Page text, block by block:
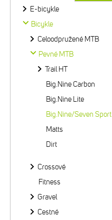
E-bicykle
Bicykle
Celoodpružené MTB
Pevné MTB
Trail HT
Big.Nine Carbon
Big.Nine Lite
Big.Nine/Seven Sport
Matts
Dirt
Crossové
Fitness
Gravel
Cestné